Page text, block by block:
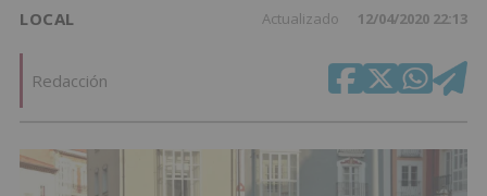
LOCAL Actualizado 12/04/2020 22:13
Redacción